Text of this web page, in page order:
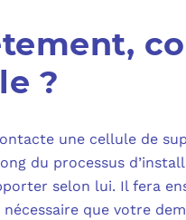
?
une cellule de
du processus
selon lui. Il fera
que votre